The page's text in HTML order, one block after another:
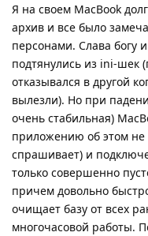
Я на своем MacBook
архив и все было
персонами. Слава богу
подтянулись из ini-шек
отказывался в другой
вылезли). Но при
очень стабильная)
приложению об этом
спрашивает) и
только совершенно
причем довольно
очищает базу от всех
многочасовой работы.